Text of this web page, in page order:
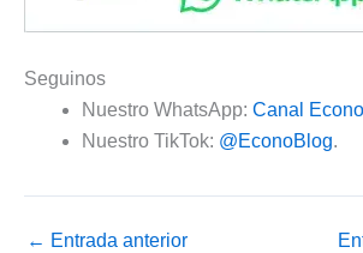
Seguinos
Nuestro WhatsApp: Canal
Nuestro TikTok: @EconoBlog.
← Entrada anterior